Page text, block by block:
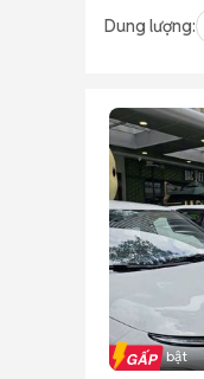
Dung lượng:
Tin nổi bật